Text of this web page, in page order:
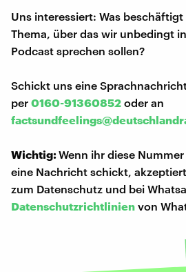
Uns interessiert: Was
Thema, über das wir unbedingt
Podcast sprechen sollen?
Schickt uns eine
per 0160-91360852 oder an
Wichtig:Wenn ihr diese
eine Nachricht schickt,
zum Datenschutz und bei
Datenschutzrichtlinien von